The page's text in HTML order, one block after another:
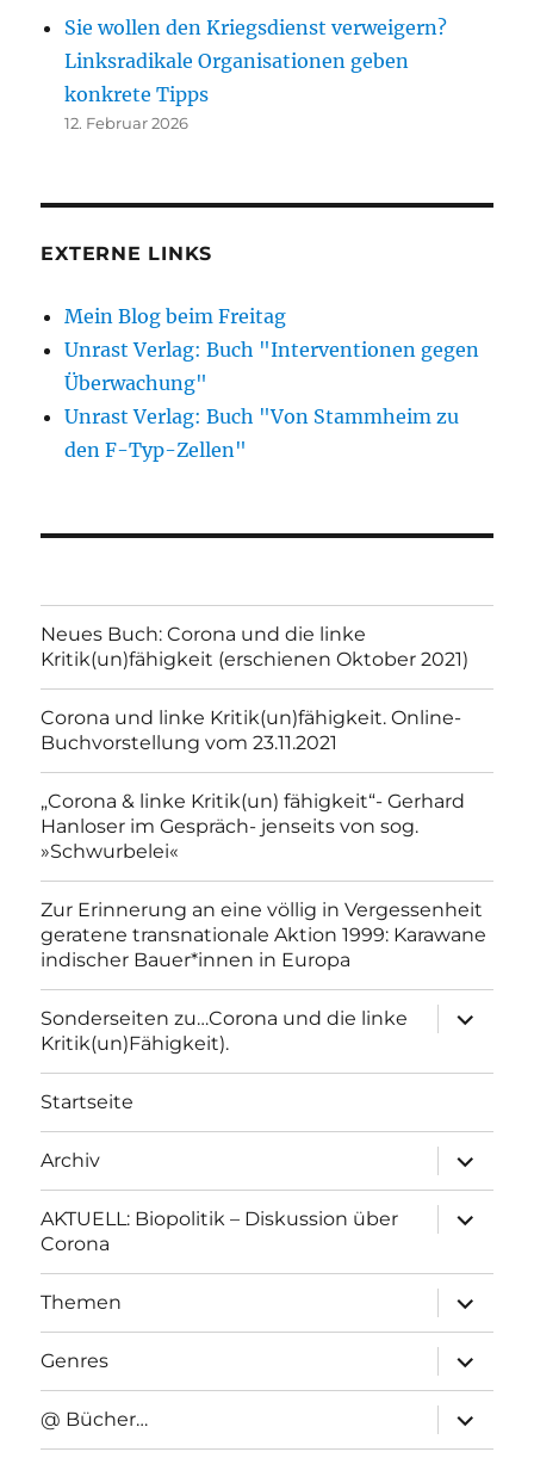
Sie wollen den Kriegsdienst verweigern?
Linksradikale Organisationen geben
konkrete Tipps
12. Februar 2026
EXTERNE LINKS
Mein Blog beim Freitag
Unrast Verlag: Buch "Interventionen gegen
Überwachung"
Unrast Verlag: Buch "Von Stammheim zu
den F-Typ-Zellen"
Neues Buch: Corona und die linke
Kritik(un)fähigkeit (erschienen Oktober 2021)
Corona und linke Kritik(un)fähigkeit. Online-
Buchvorstellung vom 23.11.2021
„Corona & linke Kritik(un) fähigkeit“- Gerhard
Hanloser im Gespräch- jenseits von sog.
»Schwurbelei«
Zur Erinnerung an eine völlig in Vergessenheit
geratene transnationale Aktion 1999: Karawane
indischer Bauer*innen in Europa
Sonderseiten zu…Corona und die linke
Kritik(un)Fähigkeit).
anzeigen
Startseite
Archiv
anzeigen
AKTUELL: Biopolitik – Diskussion über
Corona
anzeigen
Themen
anzeigen
Genres
anzeigen
@ Bücher…
anzeigen